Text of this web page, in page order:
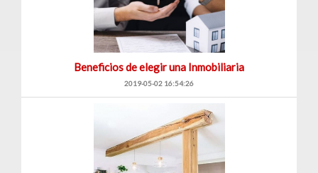
Beneficios de elegir una Inmobiliaria
2019-05-02 16:54:26